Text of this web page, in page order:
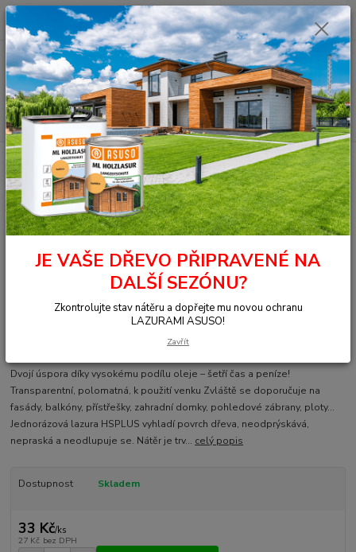
Menu
Hledat
+420 377 441 961 0ks
za 0,00 Kč
Úvod OSMO - přírodní oleje Na dřevo ven Fasády
Jednorázová
lazura HS plus
9261 Lazura HS Ořech 0,005 l
9261 Lazura HS Ořech 0,005 l
Ohodnotit produkt
Dvojí úspora díky vysokému podílu oleje – šetří čas a peníze!
Transparentní, polomatná, k použití venku Zvláště se doporučuje na
fasády, balkóny, přístřešky, zahradní domky, pohledové zábrany, ploty…
Jednorázová lazura HSPLUS vyhladí povrch dřeva, neodprýskává,
nepraská a neodlupuje se. Nátěr je trv... celý popis
Dostupnost Skladem
33 Kč/ks
27 Kč bez DPH
JE VAŠE DŘEVO PŘIPRAVENÉ NA
DALŠÍ SEZÓNU?
Zkontrolujte stav nátěru a dopřejte mu novou ochranu
LAZURAMI ASUSO!
Zavřít